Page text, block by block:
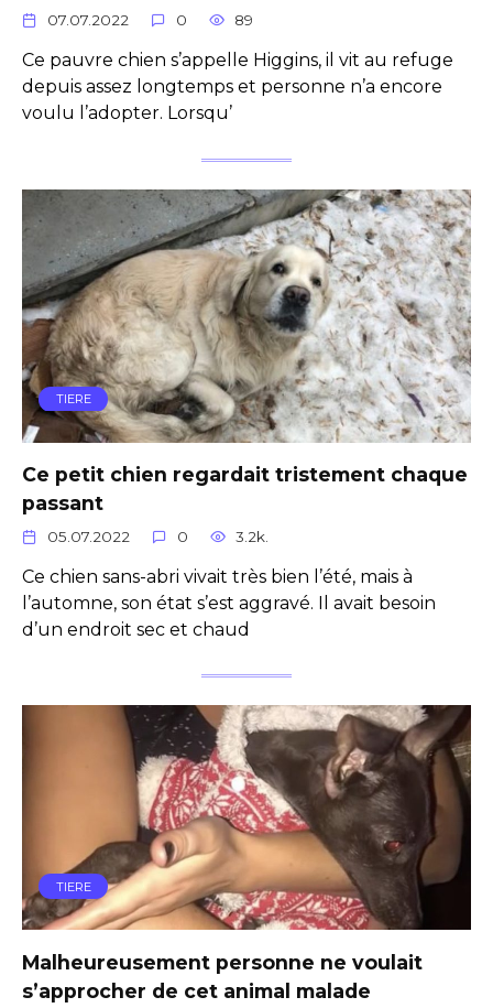
07.07.2022 0 89
Ce pauvre chien s’appelle Higgins, il vit au refuge
depuis assez longtemps et personne n’a encore
voulu l’adopter. Lorsqu’
TIERE
Ce petit chien regardait tristement chaque
passant
05.07.2022 0 3.2k.
Ce chien sans-abri vivait très bien l’été, mais à
l’automne, son état s’est aggravé. Il avait besoin
d’un endroit sec et chaud
TIERE
Malheureusement personne ne voulait
s’approcher de cet animal malade